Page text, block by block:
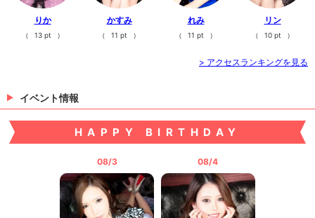
ナオ 杏
アイリ
りか
（ 13 pt ）
かすみ
（ 11 pt ）
れみ
（ 11 pt ）
リン
（ 10 pt ）
> アクセスランキングを見る
イベント情報
HAPPY BIRTHDAY
08/3 08/4